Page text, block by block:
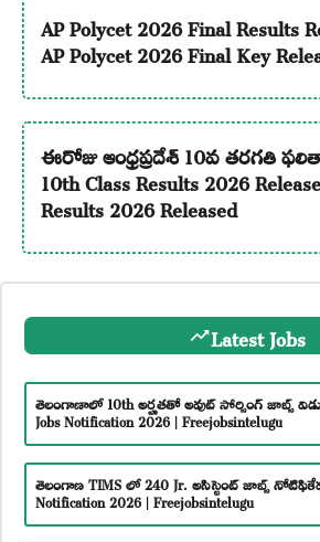
AP Polycet 2026 Final Results
AP Polycet 2026 Final Key
ఈరోజు ఆంధ్రప్రదేశ్ 10వ తరగతి
10th Class Results 2026
Results 2026 Released
Latest Jobs
తెలంగాణాలో 10th అర్హతతో అవుట్ సోర్సింగ్ జాబ్స్
Jobs Notification 2026 | Freejobsintelugu
తెలంగాణ TIMS లో 240 Jr. అసిస్టెంట్ జాబ్స్
Notification 2026 | Freejobsintelugu